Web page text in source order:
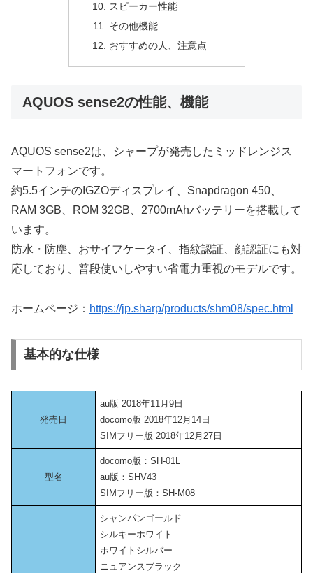
スピーカー性能
その他機能
おすすめの人、注意点
AQUOS sense2の性能、機能
AQUOS sense2は、シャープが発売したミッドレンジス
マートフォンです。
約5.5インチのIGZOディスプレイ、Snapdragon 450、
RAM 3GB、ROM 32GB、2700mAhバッテリーを搭載して
います。
防水・防塵、おサイフケータイ、指紋認証、顔認証にも対
応しており、普段使いしやすい省電力重視のモデルです。
ホームページ： https://jp.sharp/products/shm08/spec.html
基本的な仕様
発売日
au版 2018年11月9日
docomo版 2018年12月14日
SIMフリー版 2018年12月27日
型名
docomo版：SH-01L
au版：SHV43
SIMフリー版：SH-M08
シャンパンゴールド
シルキーホワイト
ホワイトシルバー
ニュアンスブラック